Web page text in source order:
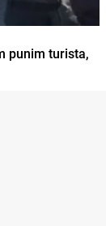
punim turista,